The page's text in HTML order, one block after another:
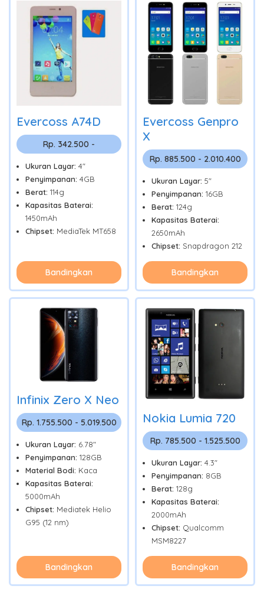
Evercoss A74D
Rp. 342.500 -
Ukuran Layar: 4"
Penyimpanan: 4GB
Berat: 114g
Kapasitas Baterai:
1450mAh
Chipset: MediaTek MT658
Bandingkan
Evercoss Genpro
X
Rp. 885.500 - 2.010.400
Ukuran Layar: 5"
Penyimpanan: 16GB
Berat: 124g
Kapasitas Baterai:
2650mAh
Chipset: Snapdragon 212
Bandingkan
Infinix Zero X Neo
Rp. 1.755.500 - 5.019.500
Ukuran Layar: 6.78"
Penyimpanan: 128GB
Material Bodi: Kaca
Kapasitas Baterai:
5000mAh
Chipset: Mediatek Helio
G95 (12 nm)
Bandingkan
Nokia Lumia 720
Rp. 785.500 - 1.525.500
Ukuran Layar: 4.3"
Penyimpanan: 8GB
Berat: 128g
Kapasitas Baterai:
2000mAh
Chipset: Qualcomm
MSM8227
Bandingkan